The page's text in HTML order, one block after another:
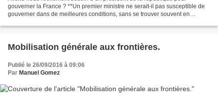
gouverner la France ? **Un premier ministre ne serait-il pas susceptible de
gouverner dans de meilleures conditions, sans se trouver souvent en
Mobilisation générale aux frontières.
Publié le 26/09/2016 à 09:06
Par Manuel Gomez